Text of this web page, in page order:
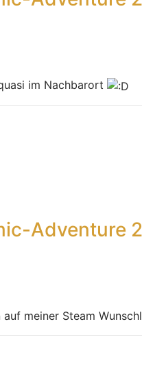
im Nachbarort
Adventure
meiner Steam